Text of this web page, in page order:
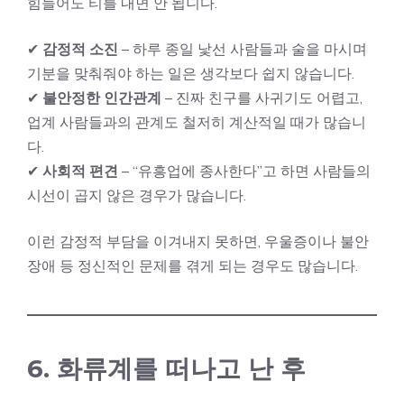
✔ 감정적 소진 – 하루 종일 낯선 사람들과 술을 마시며
기분을 맞춰줘야 하는 일은 생각보다 쉽지 않습니다.
✔ 불안정한 인간관계 – 진짜 친구를 사귀기도 어렵고,
업계 사람들과의 관계도 철저히 계산적일 때가 많습니
다.
✔ 사회적 편견 – “유흥업에 종사한다”고 하면 사람들의
시선이 곱지 않은 경우가 많습니다.
이런 감정적 부담을 이겨내지 못하면, 우울증이나 불안
장애 등 정신적인 문제를 겪게 되는 경우도 많습니다.
6. 화류계를 떠나고 난 후